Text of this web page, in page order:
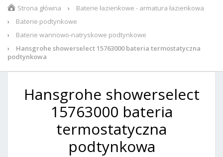
Strona główna
Baterie łazienkowe - armatura łazienkowa
Baterie podtynkowe
Baterie wannowo-natryskowe podtynkowe
Hansgrohe showerselect 15763000 bateria termostatyczna
podtynkowa
Hansgrohe showerselect
15763000 bateria
termostatyczna
podtynkowa